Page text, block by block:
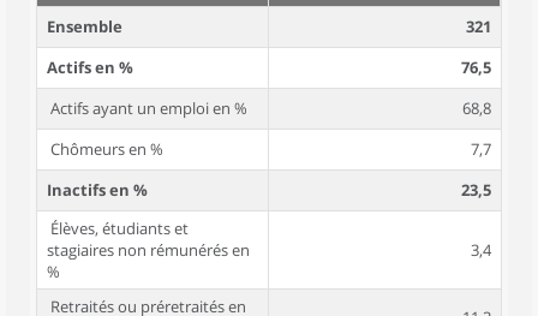
Ensemble
321
Actifs en %
76,5
Actifs ayant un emploi en %
68,8
Chômeurs en %
7,7
Inactifs en %
23,5
Élèves, étudiants et
stagiaires non rémunérés en
%
3,4
Retraités ou préretraités en